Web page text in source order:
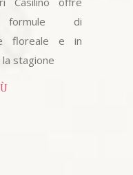
formule di
floreale e in
la stagione